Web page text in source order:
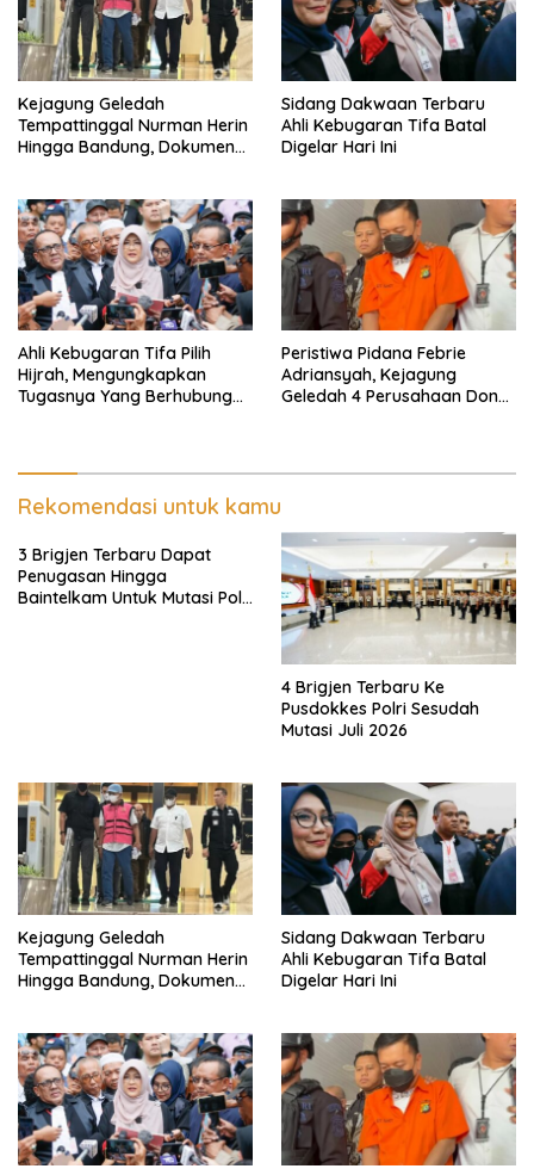
Kejagung Geledah
Tempattinggal Nurman Herin
Hingga Bandung, Dokumen
Sidang Dakwaan Terbaru
Ahli Kebugaran Tifa Batal
Digelar Hari Ini
Ahli Kebugaran Tifa Pilih
Hijrah, Mengungkapkan
Tugasnya Yang Berhubungan
Peristiwa Pidana Febrie
Adriansyah, Kejagung
Geledah 4 Perusahaan Don
Rekomendasi untuk kamu
3 Brigjen Terbaru Dapat
Penugasan Hingga
Baintelkam Untuk Mutasi Polri
4 Brigjen Terbaru Ke
Pusdokkes Polri Sesudah
Mutasi Juli 2026
Kejagung Geledah
Tempattinggal Nurman Herin
Hingga Bandung, Dokumen
Sidang Dakwaan Terbaru
Ahli Kebugaran Tifa Batal
Digelar Hari Ini